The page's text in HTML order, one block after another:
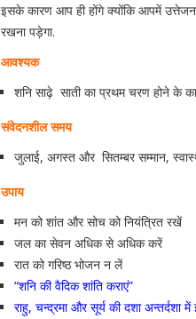
इसके कारण आप ही होंगे क्योंकि आपमें
रखना पड़ेगा.
आवश्यक
शनि साढ़े साती का प्रथम चरण होने के
संवेदनशील समय
जुलाई, अगस्त और सितम्बर सम्मान,
उपाय
मन को शांत और सोच को नियंत्रित रखें
जल का सेवन अधिक से अधिक करें
रात को गरिष्ठ भोजन न लें
“शनि की वैदिक शांति कराएं”
राहु, चन्द्रमा और सूर्य की दशा अन्तर्दशा